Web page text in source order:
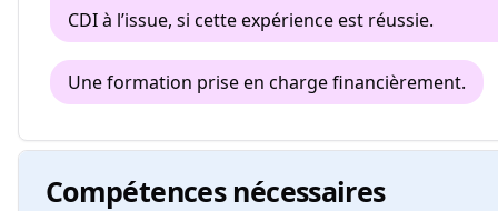
CDI à l’issue, si cette expérience est réussie.
Une formation prise en charge financièrement.
Compétences nécessaires